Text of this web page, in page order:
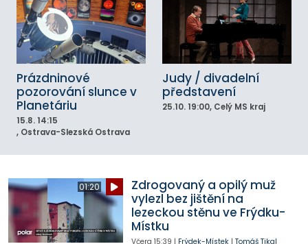
Prázdninové
pozorování slunce v
Planetáriu
15.8. 14:15
, Ostrava-Slezská Ostrava
Judy / divadelní
představení
25.10. 19:00, Celý MS kraj
01:20
Zdrogovaný a opilý muž
vylezl bez jištění na
lezeckou stěnu ve Frýdku-
Místku
Včera 15:39 | Frýdek-Místek| Tomáš Tikal